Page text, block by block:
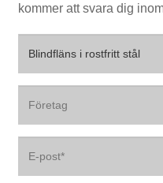
kommer att svara dig